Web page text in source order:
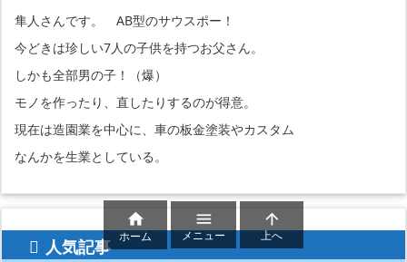
隼人さんです。 AB型のサウスポー！
今どきは珍しい7人の子供を持つお父さん。
しかも全部男の子！（爆）
モノを作ったり、直したりするのが得意。
現在は造園業を中心に、車の板金塗装やカスタム
なんかを生業としている。
人気記事

ホーム

メニュー

上へ